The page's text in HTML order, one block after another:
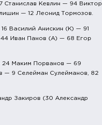
Станислав Кевлин — 94 Виктор
— 12 Леонид Тормозов.
Василий Анискин (К) — 91
44 Иван Панов (А) — 68 Егор
24 Маким Порванов — 69
— 9 Селейман Сулейманов, 82
Закиров (30 Александр